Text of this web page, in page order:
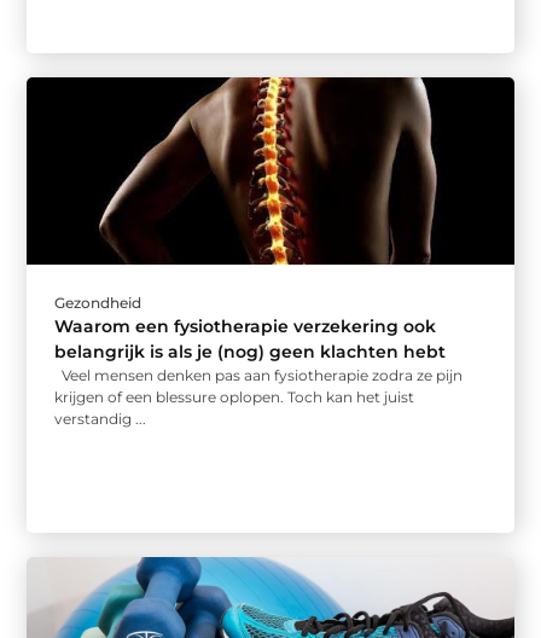
Gezondheid
Waarom een fysiotherapie verzekering ook
belangrijk is als je (nog) geen klachten hebt
Veel mensen denken pas aan fysiotherapie zodra ze pijn
krijgen of een blessure oplopen. Toch kan het juist
verstandig ...